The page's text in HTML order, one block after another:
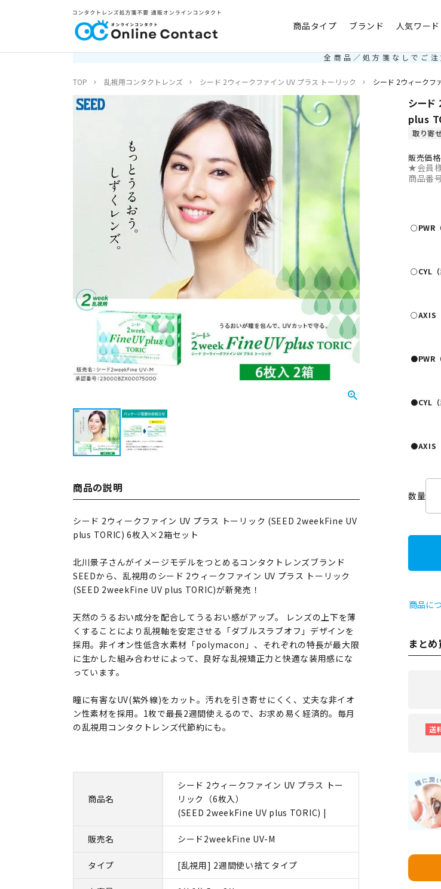
商品タイプ ブランド 人気ワード
全商品／処方箋なしでご注
TOP 乱視用コンタクトレンズ シード 2ウィークファイン UV プラス トーリック シード 2ウィークフ
シード
plus
取り寄
販売価格
★会員
商品番
○PWR
○CYL（
○AXIS
●PWR
●CYL（
●AXIS
商品に
まと
送
商品の説明
シード 2ウィークファイン UV プラス トーリック (SEED 2weekFine UV
plus TORIC) 6枚入×2箱セット
北川景子さんがイメージモデルをつとめるコンタクトレンズブランド
SEEDから、乱視用のシード 2ウィークファイン UV プラス トーリック
(SEED 2weekFine UV plus TORIC)が新発売！
天然のうるおい成分を配合してうるおい感がアップ。 レンズの上下を薄
くすることにより乱視軸を安定させる「ダブルスラブオフ」デザインを
採用。非イオン性低含水素材「polymacon」、それぞれの特長が最大限
に生かした組み合わせによって、良好な乱視矯正力と快適な装用感にな
っています。
瞳に有害なUV(紫外線)をカット。汚れを引き寄せにくく、丈夫な非イオ
ン性素材を採用。1枚で最長2週間使えるので、お求め易く経済的。毎月
の乱視用コンタクトレンズ代節約にも。
商品名
シード 2ウィークファイン UV プラス トー
リック（6枚入）
(SEED 2weekFine UV plus TORIC) |
販売名 シード2weekFine UV-M
タイプ [乱視用] 2週間使い捨てタイプ